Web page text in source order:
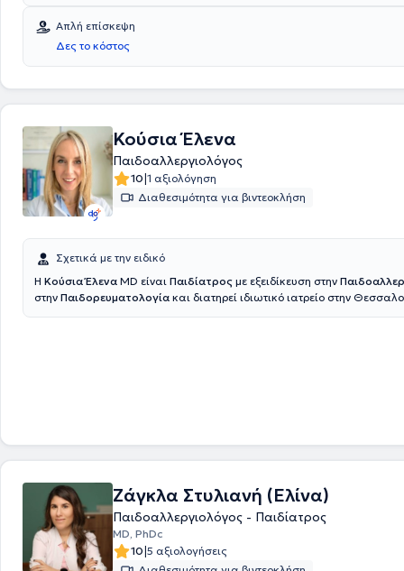
Απλή επίσκεψη
Δες το κόστος
Κούσια Έλενα
Παιδοαλλεργιολόγος
10|1 αξιολόγηση
Διαθεσιμότητα για βιντεοκλήση
Σχετικά με την ειδικό
Η Κούσια Έλενα MD είναι Παιδίατρος με εξειδίκευση στην
στην Παιδορευματολογία και διατηρεί ιδιωτικό ιατρείο στην
παρακολουθεί στενά παιδοαλλεργιολογικά καθώς και
περιστατικά. Η διπλή αυτή εξειδίκευση καθώς και η πολυετής
επιστημονική προσέγγιση τις αντίστοιχες δυσλειτουργίες του
συστήματος και να προσφέρει εξατομικευμένες λύσεις και θεραπείες
παιδοαλλεργιολογικές και παιδορευματολογικές παθήσεις.
Ζάγκλα Στυλιανή (Ελίνα)
Παιδοαλλεργιολόγος - Παιδίατρος
MD, PhDc
10|5 αξιολογήσεις